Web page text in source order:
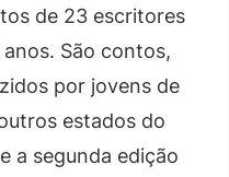
de 23 escritores
São contos,
por jovens de
estados do
a segunda edição